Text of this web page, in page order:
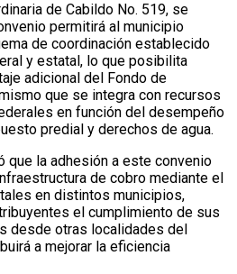
de Cabildo No. 519, se
permitirá al municipio
de coordinación establecido
y estatal, lo que posibilita
adicional del Fondo de
que se integra con recursos
en función del desempeño
predial y derechos de agua.
que la adhesión a este convenio
de cobro mediante el
en distintos municipios,
el cumplimiento de sus
desde otras localidades del
a mejorar la eficiencia